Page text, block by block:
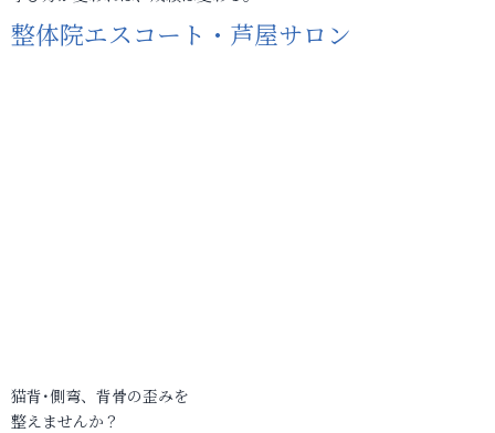
整体院エスコート・芦屋サロン
猫背･側弯、背骨の歪みを
整えませんか？